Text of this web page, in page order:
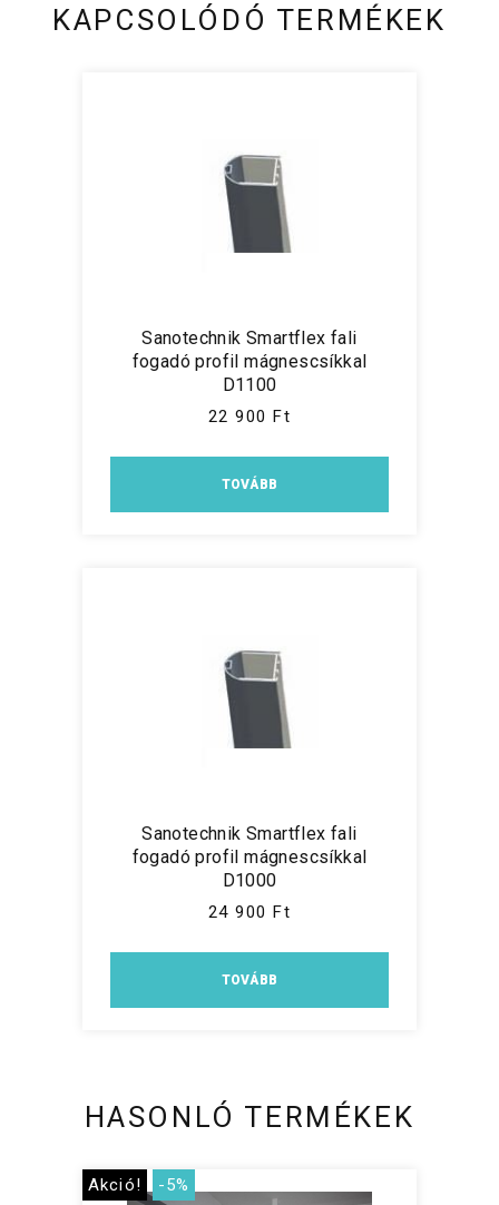
KAPCSOLÓDÓ TERMÉKEK
Sanotechnik Smartflex fali
fogadó profil mágnescsíkkal
D1100
22 900 Ft
TOVÁBB
Sanotechnik Smartflex fali
fogadó profil mágnescsíkkal
D1000
24 900 Ft
TOVÁBB
HASONLÓ TERMÉKEK
Akció! -5%